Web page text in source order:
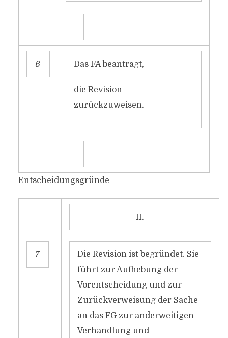
6 Das FA beantragt,
die Revision
zurückzuweisen.
Entscheidungsgründe
II.
7
Die Revision ist begründet. Sie
führt zur Aufhebung der
Vorentscheidung und zur
Zurückverweisung der Sache
an das FG zur anderweitigen
Verhandlung und